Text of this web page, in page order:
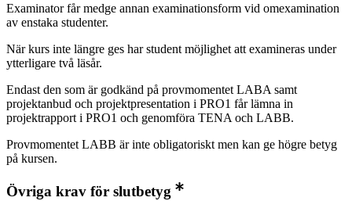
Examinator får medge annan examinationsform vid omexamination
av enstaka studenter.
När kurs inte längre ges har student möjlighet att examineras under
ytterligare två läsår.
Endast den som är godkänd på provmomentet LABA samt
projektanbud och projektpresentation i PRO1 får lämna in
projektrapport i PRO1 och genomföra TENA och LABB.
Provmomentet LABB är inte obligatoriskt men kan ge högre betyg
på kursen.
Övriga krav för slutbetyg